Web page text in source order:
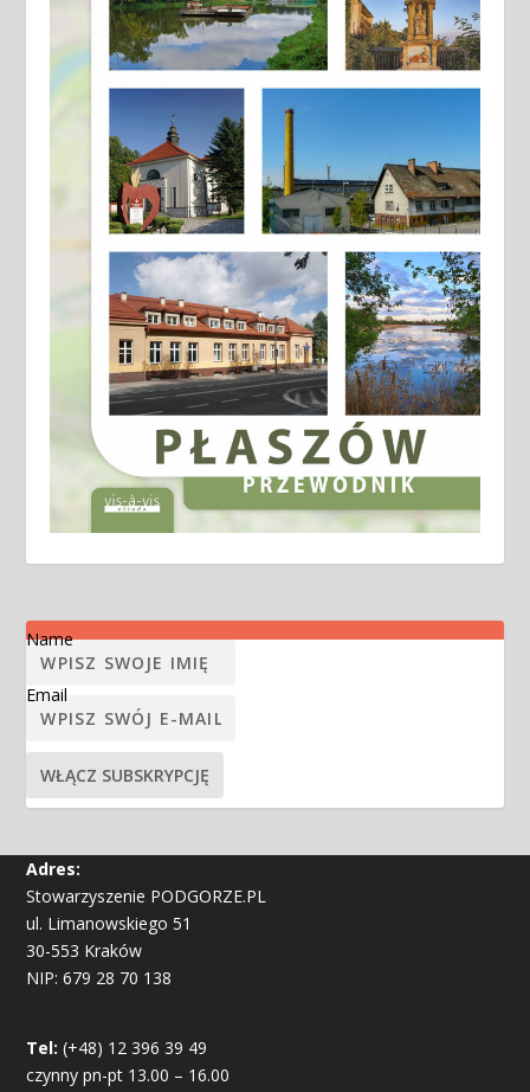
Name
Email
Adres:
Stowarzyszenie PODGORZE.PL
ul. Limanowskiego 51
30-553 Kraków
NIP: 679 28 70 138
Tel: (+48) 12 396 39 49
czynny pn-pt 13.00 – 16.00